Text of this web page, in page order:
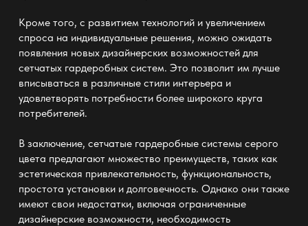
Кроме того, с развитием технологий и увеличением
спроса на индивидуальные решения, можно ожидать
появления новых дизайнерских возможностей для
сетчатых гардеробных систем. Это позволит им лучше
вписываться в различные стили интерьера и
удовлетворять потребности более широкого круга
потребителей.
В заключение, сетчатые гардеробные системы серого
цвета предлагают множество преимуществ, таких как
эстетическая привлекательность, функциональность,
простота установки и долговечность. Однако они также
имеют свои недостатки, включая ограниченные
дизайнерские возможности, необходимость